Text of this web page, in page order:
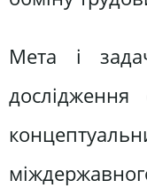
Мета і